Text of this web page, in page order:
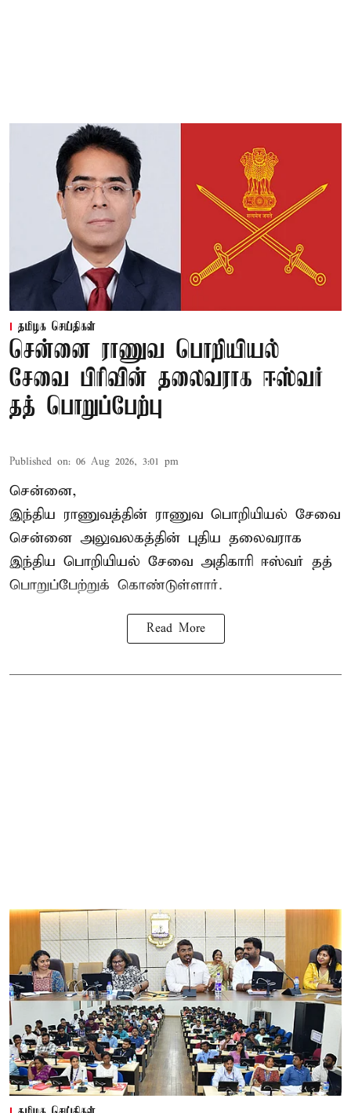
தமிழக செய்திகள்
சென்னை ராணுவ பொறியியல்
சேவை பிரிவின் தலைவராக ஈஸ்வர்
தத் பொறுப்பேற்பு
Published on: 06 Aug 2026, 3:01 pm
சென்னை,
இந்திய ராணுவத்தின் ராணுவ பொறியியல் சேவை
சென்னை அலுவலகத்தின் புதிய தலைவராக
இந்திய பொறியியல் சேவை அதிகாரி ஈஸ்வர் தத்
பொறுப்பேற்றுக் கொண்டுள்ளார்.
Read More